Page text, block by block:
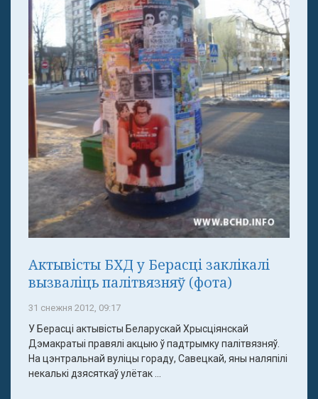
Актывісты БХД у Берасці заклікалі
вызваліць палітвязняў (фота)
31 снежня 2012, 09:17
У Берасці актывісты Беларускай Хрысціянскай
Дэмакратыі правялі акцыю ў падтрымку палітвязняў.
На цэнтральнай вуліцы гораду, Савецкай, яны наляпілі
некалькі дзясяткаў улётак ...